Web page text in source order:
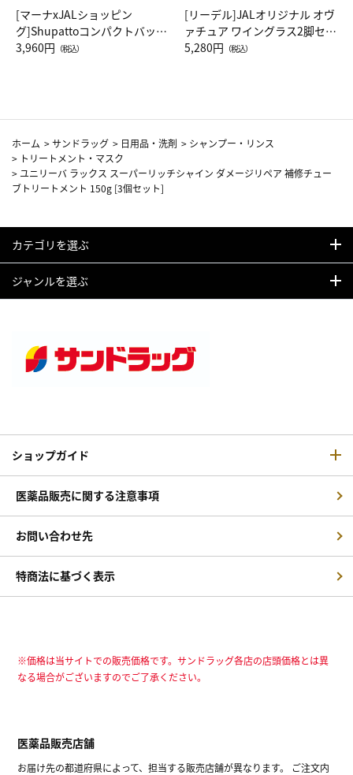
[マーナxJALショッピン
グ]Shupattoコンパクトバッグ
Drop JAL客室乗務員（LC）ス
3,960円 （税込）
[リーデル]JALオリジナル オヴ
ァチュア ワイングラス2脚セッ
ト（レッドワイン）
5,280円 （税込）
ホーム >サンドラッグ > 日用品・洗剤 > シャンプー・リンス
> トリートメント・マスク
> ユニリーバ ラックス スーパーリッチシャイン ダメージリペア 補修チュー
ブトリートメント 150g [3個セット]
カテゴリを選ぶ
ジャンルを選ぶ
ショップガイド
医薬品販売に関する注意事項
お問い合わせ先
特商法に基づく表示
※価格は当サイトでの販売価格です。サンドラッグ各店の店頭価格とは異
なる場合がございますのでご了承ください。
医薬品販売店舗
お届け先の都道府県によって、担当する販売店舗が異なります。 ご注文内